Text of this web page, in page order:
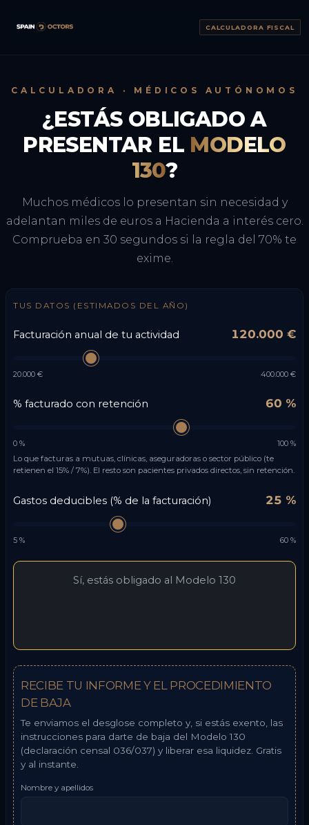
CALCULADORA FISCAL
CALCULADORA · MÉDICOS AUTÓNOMOS
¿ESTÁS OBLIGADO A
PRESENTAR EL MODELO
130?
Muchos médicos lo presentan sin necesidad y
adelantan miles de euros a Hacienda a interés cero.
Comprueba en 30 segundos si la regla del 70% te
exime.
TUS DATOS (ESTIMADOS DEL AÑO)
Facturación anual de tu actividad 120.000 €
20.000 € 400.000 €
% facturado con retención 60 %
0 %
100 %
Lo que facturas a mutuas, clínicas, aseguradoras o sector público (te
retienen el 15% / 7%). El resto son pacientes privados directos, sin retención.
Gastos deducibles (% de la facturación) 25 %
5 % 60 %
Sí, estás obligado al Modelo 130
RECIBE TU INFORME Y EL PROCEDIMIENTO
DE BAJA
Te enviamos el desglose completo y, si estás exento, las
instrucciones para darte de baja del Modelo 130
(declaración censal 036/037) y liberar esa liquidez. Gratis
y al instante.
Nombre y apellidos